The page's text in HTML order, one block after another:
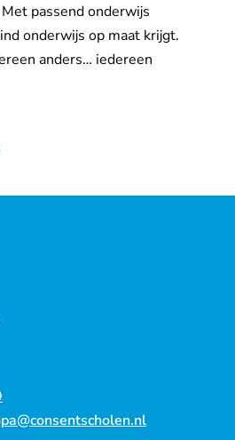
passend onderwijs
onderwijs op maat krijgt.
anders… iedereen